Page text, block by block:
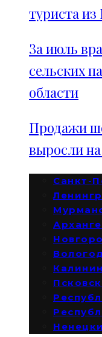
туриста из
За июль
сельских
области
Продажи
выросли
Санкт-